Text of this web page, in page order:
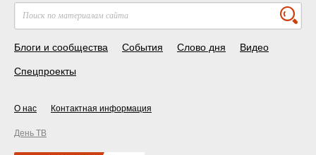
Блоги и сообщества События Слово дня Видео
Спецпроекты
О нас Контактная информация
День ТВ